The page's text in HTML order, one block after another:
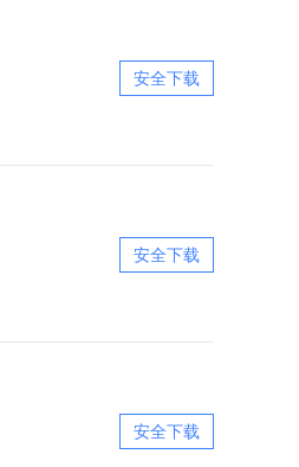
安全下载
安全下载
安全下载